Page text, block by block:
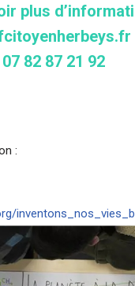
plus
82 87 21 92
: